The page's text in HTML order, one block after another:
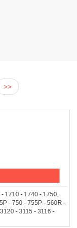
>>
1710 - 1740 - 1750,
- 750 - 755P - 560R -
- 3115 - 3116 -